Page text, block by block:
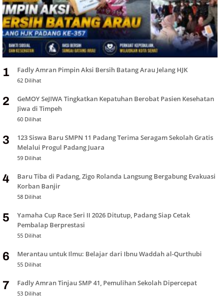
1 Fadly Amran Pimpin Aksi Bersih Batang Arau Jelang HJK
62 Dilihat
2
GeMOY SeJIWA Tingkatkan Kepatuhan Berobat Pasien Kesehatan
Jiwa di Timpeh
60 Dilihat
3
123 Siswa Baru SMPN 11 Padang Terima Seragam Sekolah Gratis
Melalui Progul Padang Juara
59 Dilihat
4
Baru Tiba di Padang, Zigo Rolanda Langsung Bergabung Evakuasi
Korban Banjir
58 Dilihat
5
Yamaha Cup Race Seri II 2026 Ditutup, Padang Siap Cetak
Pembalap Berprestasi
55 Dilihat
6 Merantau untuk Ilmu: Belajar dari Ibnu Waddah al-Qurthubi
55 Dilihat
7 Fadly Amran Tinjau SMP 41, Pemulihan Sekolah Dipercepat
53 Dilihat